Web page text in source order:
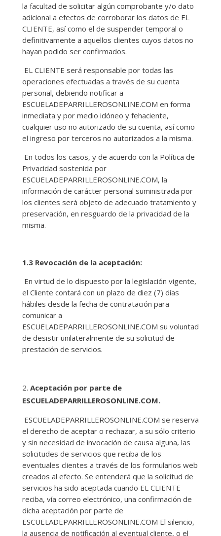
la facultad de solicitar algún comprobante y/o dato
adicional a efectos de corroborar los datos de EL
CLIENTE, así como el de suspender temporal o
definitivamente a aquellos clientes cuyos datos no
hayan podido ser confirmados.
EL CLIENTE será responsable por todas las
operaciones efectuadas a través de su cuenta
personal, debiendo notificar a
ESCUELADEPARRILLEROSONLINE.COM en forma
inmediata y por medio idóneo y fehaciente,
cualquier uso no autorizado de su cuenta, así como
el ingreso por terceros no autorizados a la misma.
En todos los casos, y de acuerdo con la Política de
Privacidad sostenida por
ESCUELADEPARRILLEROSONLINE.COM, la
información de carácter personal suministrada por
los clientes será objeto de adecuado tratamiento y
preservación, en resguardo de la privacidad de la
misma.
1.3 Revocación de la aceptación:
En virtud de lo dispuesto por la legislación vigente,
el Cliente contará con un plazo de diez (7) días
hábiles desde la fecha de contratación para
comunicar a
ESCUELADEPARRILLEROSONLINE.COM su voluntad
de desistir unilateralmente de su solicitud de
prestación de servicios.
Aceptación por parte de
ESCUELADEPARRILLEROSONLINE.COM.
ESCUELADEPARRILLEROSONLINE.COM se reserva
el derecho de aceptar o rechazar, a su sólo criterio
y sin necesidad de invocación de causa alguna, las
solicitudes de servicios que reciba de los
eventuales clientes a través de los formularios web
creados al efecto. Se entenderá que la solicitud de
servicios ha sido aceptada cuando EL CLIENTE
reciba, vía correo electrónico, una confirmación de
dicha aceptación por parte de
ESCUELADEPARRILLEROSONLINE.COM El silencio,
la ausencia de notificación al eventual cliente, o el